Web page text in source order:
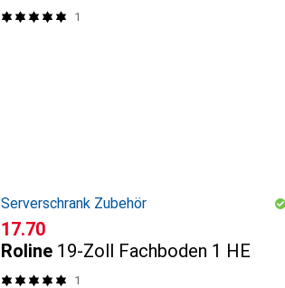
1
Serverschrank Zubehör
CHF
17.70
Roline 19-Zoll Fachboden 1 HE
1